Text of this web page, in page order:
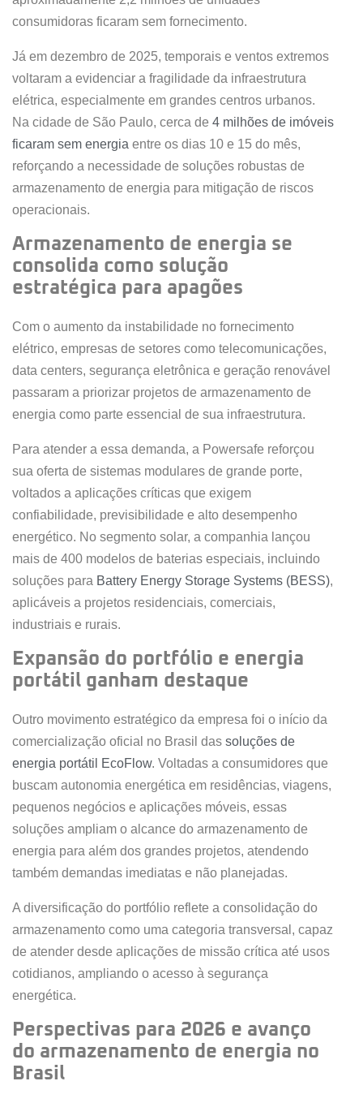
consumidoras ficaram sem fornecimento.
Já em dezembro de 2025, temporais e ventos extremos
voltaram a evidenciar a fragilidade da infraestrutura
elétrica, especialmente em grandes centros urbanos.
Na cidade de São Paulo, cerca de 4 milhões de imóveis
ficaram sem energia entre os dias 10 e 15 do mês,
reforçando a necessidade de soluções robustas de
armazenamento de energia para mitigação de riscos
operacionais.
Armazenamento de energia se
consolida como solução
estratégica para apagões
Com o aumento da instabilidade no fornecimento
elétrico, empresas de setores como telecomunicações,
data centers, segurança eletrônica e geração renovável
passaram a priorizar projetos de armazenamento de
energia como parte essencial de sua infraestrutura.
Para atender a essa demanda, a Powersafe reforçou
sua oferta de sistemas modulares de grande porte,
voltados a aplicações críticas que exigem
confiabilidade, previsibilidade e alto desempenho
energético. No segmento solar, a companhia lançou
mais de 400 modelos de baterias especiais, incluindo
soluções para Battery Energy Storage Systems (BESS),
aplicáveis a projetos residenciais, comerciais,
industriais e rurais.
Expansão do portfólio e energia
portátil ganham destaque
Outro movimento estratégico da empresa foi o início da
comercialização oficial no Brasil das soluções de
energia portátil EcoFlow. Voltadas a consumidores que
buscam autonomia energética em residências, viagens,
pequenos negócios e aplicações móveis, essas
soluções ampliam o alcance do armazenamento de
energia para além dos grandes projetos, atendendo
também demandas imediatas e não planejadas.
A diversificação do portfólio reflete a consolidação do
armazenamento como uma categoria transversal, capaz
de atender desde aplicações de missão crítica até usos
cotidianos, ampliando o acesso à segurança
energética.
Perspectivas para 2026 e avanço
do armazenamento de energia no
Brasil